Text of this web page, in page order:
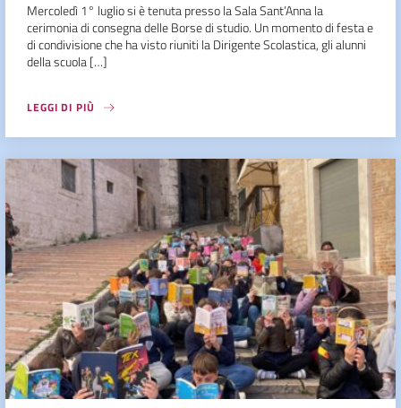
Mercoledì 1° luglio si è tenuta presso la Sala Sant’Anna la
cerimonia di consegna delle Borse di studio. Un momento di festa e
di condivisione che ha visto riuniti la Dirigente Scolastica, gli alunni
della scuola […]
LEGGI DI PIÙ